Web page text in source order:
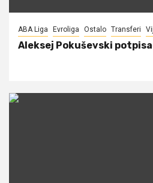
ABA Liga Evroliga Ostalo Transferi
Aleksej Pokuševski